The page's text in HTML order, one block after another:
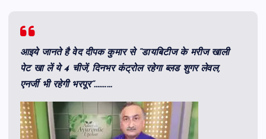
आइये जानते है वेद दीपक कुमार से “डायबिटीज के मरीज खाली
पेट खा लें ये 4 चीजें, दिनभर कंट्रोल रहेगा ब्लड शुगर लेवल,
एनर्जी भी रहेगी भरपूर”….……